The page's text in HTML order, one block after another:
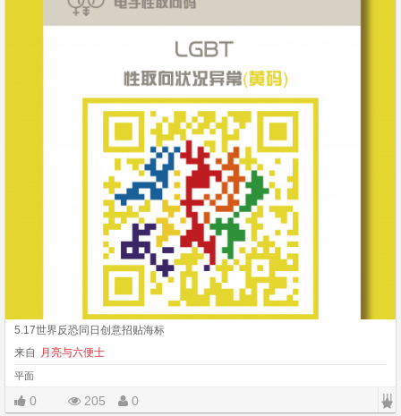
5.17世界反恐同日创意招贴海标
来自
月亮与六便士
平面
0 205 0 |||